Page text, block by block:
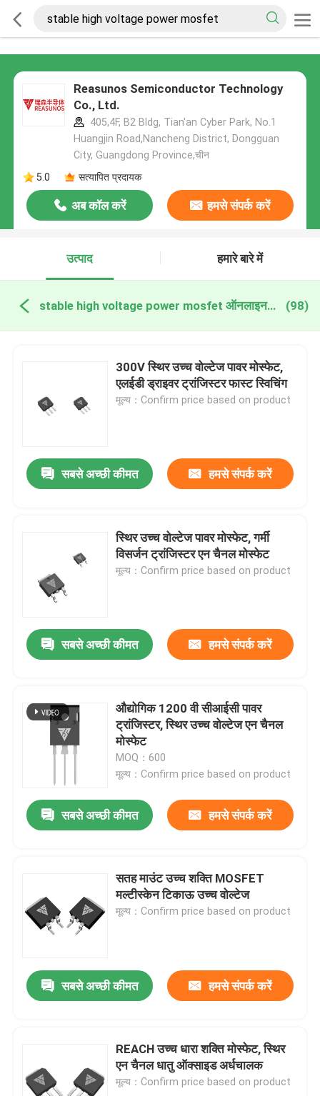
Reasunos Semiconductor Technology
Co., Ltd.
405,4F, B2 Bldg, Tian'an Cyber Park, No.1
Huangjin Road,Nancheng District, Dongguan
City, Guangdong Province,चीन
5.0
सत्यापित प्रदायक
अब कॉल करें हमसे संपर्क करें
उत्पाद हमारे बारे में
stable high voltage power mosfet ऑनलाइन निर्माण (98)
300V स्थिर उच्च वोल्टेज पावर मोस्फेट,
एलईडी ड्राइवर ट्रांजिस्टर फास्ट स्विचिंग
मूल्य：Confirm price based on product
सबसे अच्छी कीमत हमसे संपर्क करें
स्थिर उच्च वोल्टेज पावर मोस्फेट, गर्मी
विसर्जन ट्रांजिस्टर एन चैनल मोस्फेट
मूल्य：Confirm price based on product
सबसे अच्छी कीमत हमसे संपर्क करें
औद्योगिक 1200 वी सीआईसी पावर
ट्रांजिस्टर, स्थिर उच्च वोल्टेज एन चैनल
मोस्फेट
MOQ：600
मूल्य：Confirm price based on product
सबसे अच्छी कीमत हमसे संपर्क करें
सतह माउंट उच्च शक्ति MOSFET
मल्टीस्केन टिकाऊ उच्च वोल्टेज
मूल्य：Confirm price based on product
सबसे अच्छी कीमत हमसे संपर्क करें
REACH उच्च धारा शक्ति मोस्फेट, स्थिर
एन चैनल धातु ऑक्साइड अर्धचालक
मूल्य：Confirm price based on product